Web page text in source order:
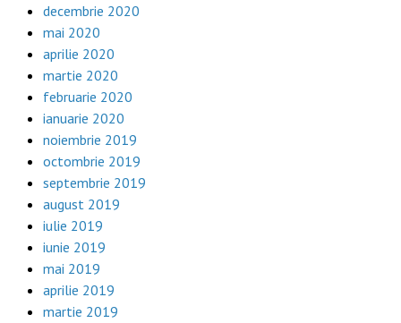
decembrie 2020
mai 2020
aprilie 2020
martie 2020
februarie 2020
ianuarie 2020
noiembrie 2019
octombrie 2019
septembrie 2019
august 2019
iulie 2019
iunie 2019
mai 2019
aprilie 2019
martie 2019